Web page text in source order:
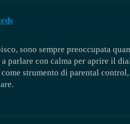
sono sempre preoccupata
a parlare con calma per aprire il
come strumento di parental